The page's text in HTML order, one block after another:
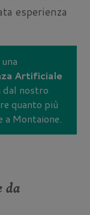
esperienza
Artificiale
dal nostro
quanto più
Montaione.
da